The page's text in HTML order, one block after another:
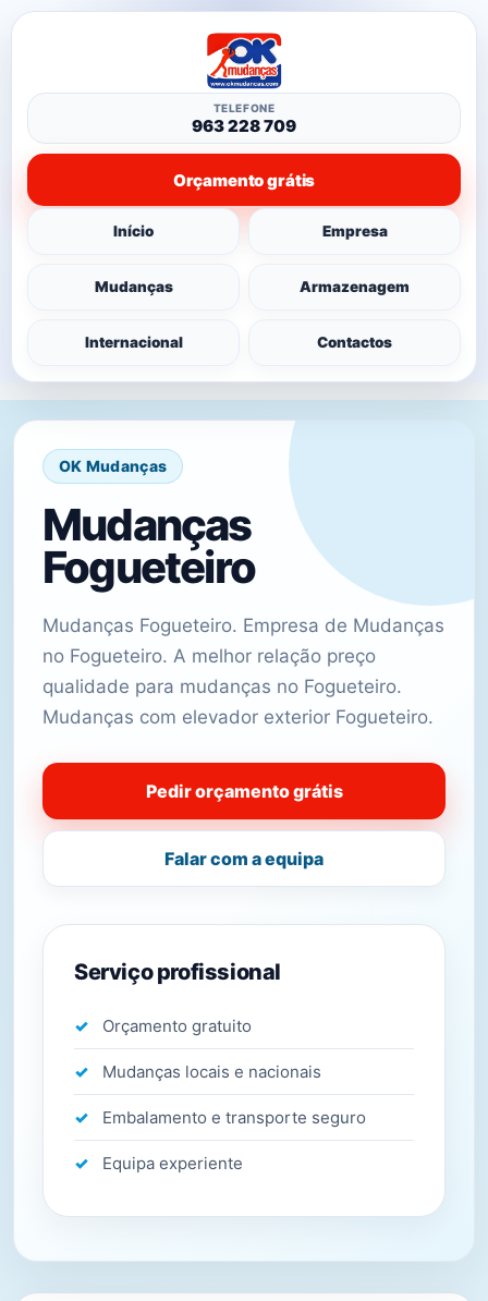
Início Empresa
Mudanças Armazenagem
Internacional Contactos
TELEFONE
963 228 709
Orçamento grátis
OK Mudanças
Mudanças
Fogueteiro
Mudanças Fogueteiro. Empresa de Mudanças
no Fogueteiro. A melhor relação preço
qualidade para mudanças no Fogueteiro.
Mudanças com elevador exterior Fogueteiro.
Pedir orçamento grátis
Falar com a equipa
Serviço profissional
Orçamento gratuito
Mudanças locais e nacionais
Embalamento e transporte seguro
Equipa experiente